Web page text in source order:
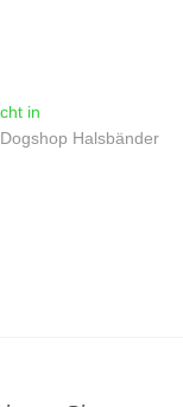
in
Halsbänder